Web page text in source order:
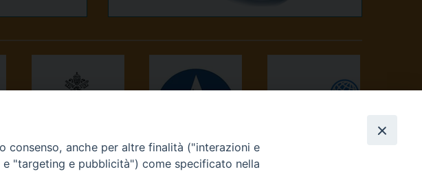
OSSERVATORE
ROMANO
AVVENIRE
anche per altre finalità ("interazioni e
"targeting e pubblicità") come specificato nella